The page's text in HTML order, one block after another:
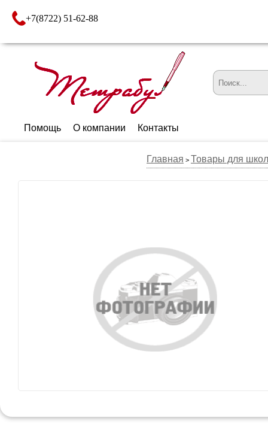
+7(8722) 51-62-88
Помощь О компании Контакты
Главная > Товары для